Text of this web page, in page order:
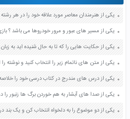
یکی از مسیر های عبور و مرور خودروها می باشد ؟